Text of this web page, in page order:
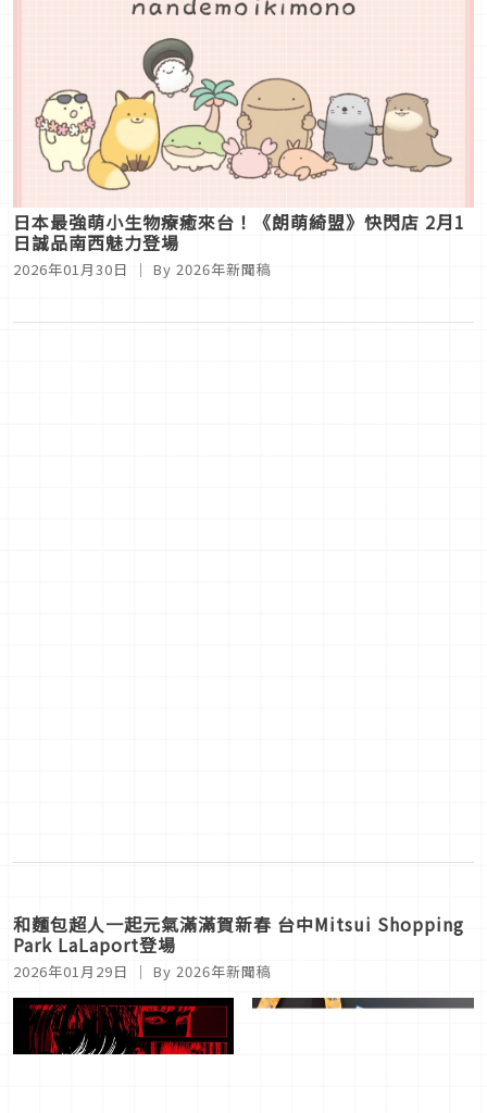
日本最強萌小生物療癒來台！《朗萌綺盟》快閃店 2月1
日誠品南西魅力登場
2026年01月30日 ｜ By 2026年新聞稿
和麵包超人一起元氣滿滿賀新春 台中Mitsui Shopping
Park LaLaport登場
2026年01月29日 ｜ By 2026年新聞稿